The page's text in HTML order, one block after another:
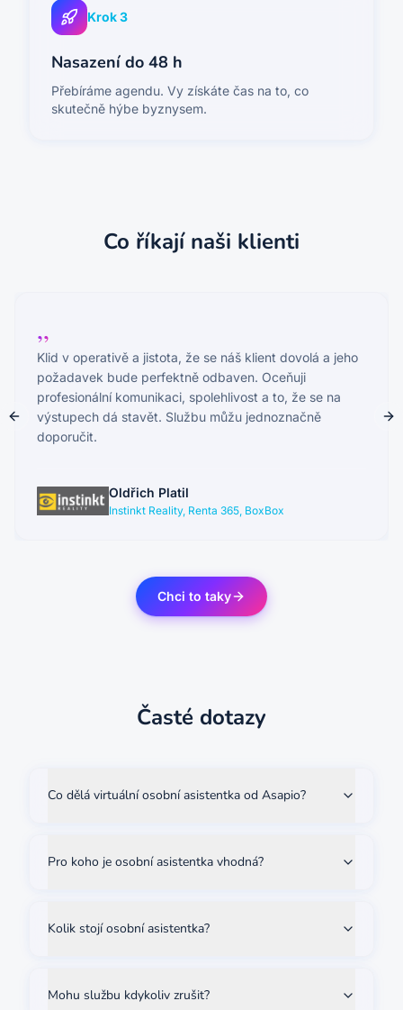
Krok3
Nasazení do 48 h
Přebíráme agendu. Vy získáte čas na to, co
skutečně hýbe byznysem.
Co říkají naši klienti
„
Klid v operativě a jistota, že se náš klient dovolá a jeho
požadavek bude perfektně odbaven. Oceňuji
profesionální komunikaci, spolehlivost a to, že se na
výstupech dá stavět. Službu můžu jednoznačně
doporučit.
Oldřich Platil
Instinkt Reality, Renta 365, BoxBox
Previous slide
Chci to taky
Časté dotazy
Co dělá virtuální osobní asistentka od Asapio?
Pro koho je osobní asistentka vhodná?
Kolik stojí osobní asistentka?
Mohu službu kdykoliv zrušit?